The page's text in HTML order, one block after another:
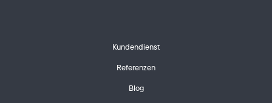
Kundendienst
Referenzen
Blog